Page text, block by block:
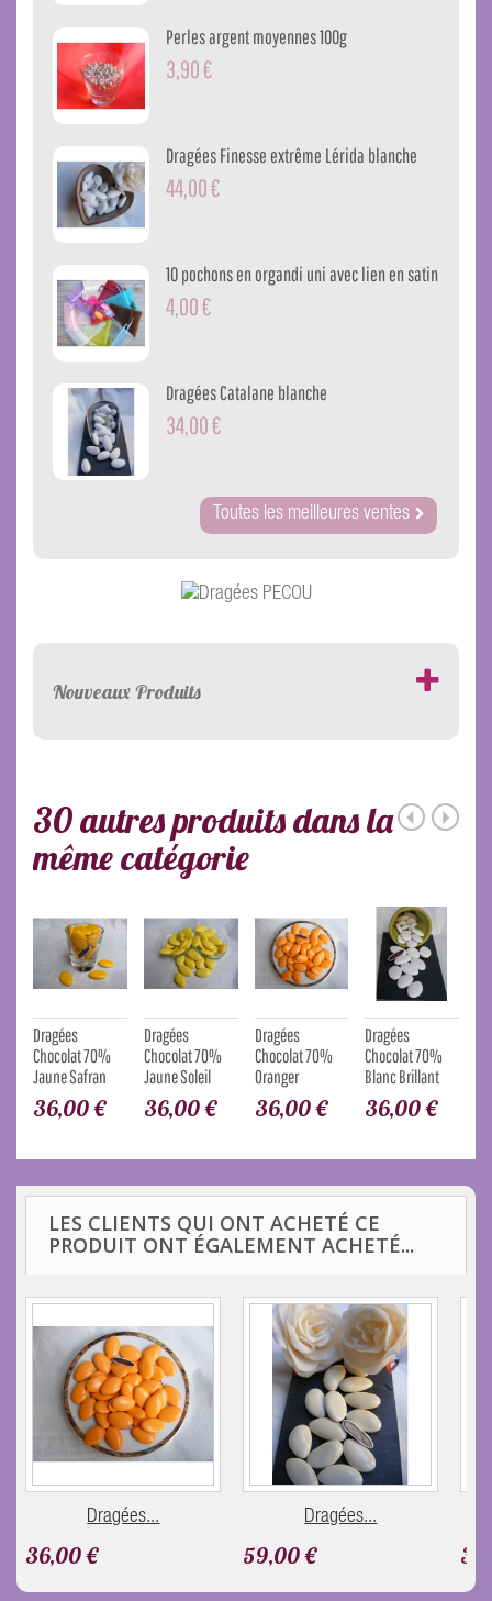
Perles argent moyennes 100g
3,90 €
Dragées Finesse extrême Lérida blanche
44,00 €
10 pochons en organdi uni avec lien en satin
4,00 €
Dragées Catalane blanche
34,00 €
Toutes les meilleures ventes
Nouveaux Produits
30 autres produits dans la
même catégorie
Dragées
Chocolat 70%
Jaune Safran
36,00 €
Dragées
Chocolat 70%
Jaune Soleil
36,00 €
Dragées
Chocolat 70%
Oranger
36,00 €
Dragées
Chocolat 70%
Blanc Brillant
36,00 €
LES CLIENTS QUI ONT ACHETÉ CE
PRODUIT ONT ÉGALEMENT ACHETÉ...
Dragées...
36,00 €
Dragées...
59,00 €